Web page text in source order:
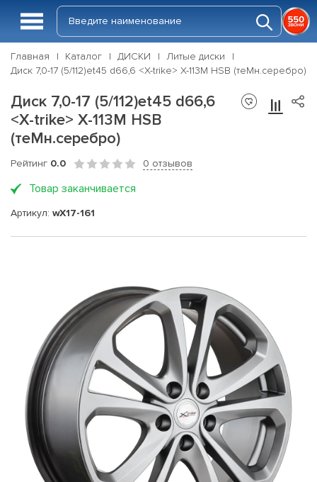
Главная Каталог ДИСКИ
Литые диски
Диск 7,0-17 (5/112)et45 d66,6 <X-trike> X-113M HSB (теMн.серебро)
Диск 7,0-17 (5/112)et45 d66,6
<X-trike> X-113M HSB
(теMн.серебро)
Рейтинг 0.0 0 отзывов
Товар заканчивается
Артикул: wX17-161